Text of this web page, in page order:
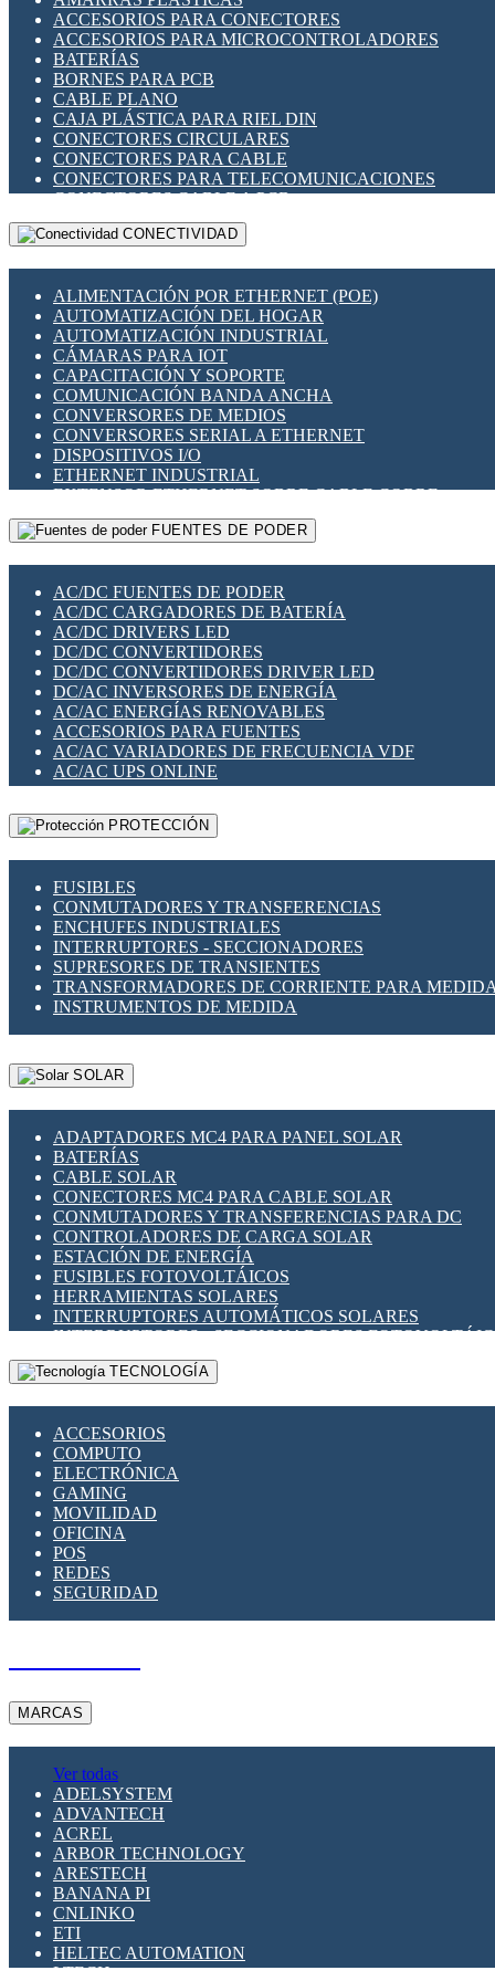
INDICADORES PARA PANEL
INTERFACES DE RELÉ
INTERRUPTORES FIN DE CARRERA
LLAVES CONMUTADORAS
MEDIDORES DE ENERGÍA Y TC'S DE CORRIENTE
MOTORES PASO A PASO
PANTALLAS HMI
PLC -CONTROLADORES LÓGICO PROGRAMABLES
PROGRAMADORES DE HORARIO
RELÉS DE PROTECCIÓN
SENSORES CAPACITIVOS
SENSORES INDUCTIVOS
TEMPORIZADORES
VARIACS
VARIADORES DE FRECUENCIA [VDF]
SECCIONADORES - INTERRUPTORES
MAQUINARIA
ACCESORIOS PARA CONECTORES
ACCESORIOS PARA MICROCONTROLADORES
BATERÍAS
BORNES PARA PCB
CABLE PLANO
CAJA PLÁSTICA PARA RIEL DIN
CONECTORES CIRCULARES
CONECTORES PARA CABLE
CONECTORES PARA TELECOMUNICACIONES
CONECTORES CABLE A PCB
CONECTORES PCB A CABLE
DIP SWITCHES
HERRAMIENTAS VARIAS
ILUMINACIÓN LED
INTERRUPTORES REED
INTERFACES DE RELÉ
OTROS RELÉS
PROTECCIÓN TÉRMICA
RELÉS AUTOMOTRICES
RELÉS DE SEÑAL
RELÉS DE ESTADO SÓLIDO SSR
RELÉS INDUSTRIALES
RELÉS MINIATURA DE POTENCIA
SENSORES MAGNÉTICOS
SWITCH Y MICROSWITCH
TARJETAS PI
UNIÓN Y DERIVACIÓN DE CABLE
CONECTIVIDAD
ALIMENTACIÓN POR ETHERNET (POE)
AUTOMATIZACIÓN DEL HOGAR
AUTOMATIZACIÓN INDUSTRIAL
CÁMARAS PARA IOT
CAPACITACIÓN Y SOPORTE
COMUNICACIÓN BANDA ANCHA
CONVERSORES DE MEDIOS
CONVERSORES SERIAL A ETHERNET
DISPOSITIVOS I/O
ETHERNET INDUSTRIAL
EXTENSOR ETHERNET SOBRE CABLE COBRE
GATEWAY LORAWAN
GESTIÓN DE REDES
PLACAS MODULARES IOT
SWITCHES Y REDES WIFI
SOLUCIONES IOT
SOLUCIONES LORAWAN
SOLUCIONES RED CELULAR
SEGURIDAD PARA REDES
SWITCHES LAN
TELEFONÍA IP (VOIP)
VIGILANCIA IP (CCTV)
MESHTASTIC
FUENTES DE PODER
AC/DC FUENTES DE PODER
AC/DC CARGADORES DE BATERÍA
AC/DC DRIVERS LED
DC/DC CONVERTIDORES
DC/DC CONVERTIDORES DRIVER LED
DC/AC INVERSORES DE ENERGÍA
AC/AC ENERGÍAS RENOVABLES
ACCESORIOS PARA FUENTES
AC/AC VARIADORES DE FRECUENCIA VDF
AC/AC UPS ONLINE
PROTECCIÓN
FUSIBLES
CONMUTADORES Y TRANSFERENCIAS
ENCHUFES INDUSTRIALES
INTERRUPTORES - SECCIONADORES
SUPRESORES DE TRANSIENTES
TRANSFORMADORES DE CORRIENTE PARA
INSTRUMENTOS DE MEDIDA
SOLAR
ADAPTADORES MC4 PARA PANEL SOLAR
BATERÍAS
CABLE SOLAR
CONECTORES MC4 PARA CABLE SOLAR
CONMUTADORES Y TRANSFERENCIAS PARA DC
CONTROLADORES DE CARGA SOLAR
ESTACIÓN DE ENERGÍA
FUSIBLES FOTOVOLTÁICOS
HERRAMIENTAS SOLARES
INTERRUPTORES AUTOMÁTICOS SOLARES
INTERRUPTORES - SECCIONADORES
MONTAJE PANEL SOLAR
PORTA FUSIBLES Y SECCIONADORES
TECNOLOGÍA
ACCESORIOS
COMPUTO
ELECTRÓNICA
GAMING
MOVILIDAD
OFICINA
POS
REDES
SEGURIDAD
MARCAS
Ver todas
ADELSYSTEM
ADVANTECH
ACREL
ARBOR TECHNOLOGY
ARESTECH
BANANA PI
CNLINKO
ETI
HELTEC AUTOMATION
LTECH